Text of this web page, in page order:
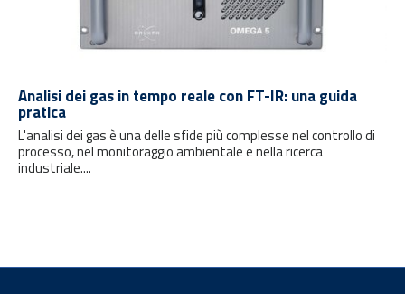
Analisi dei gas in tempo reale con FT-IR: una guida
pratica
L'analisi dei gas è una delle sfide più complesse nel controllo di
processo, nel monitoraggio ambientale e nella ricerca
industriale....